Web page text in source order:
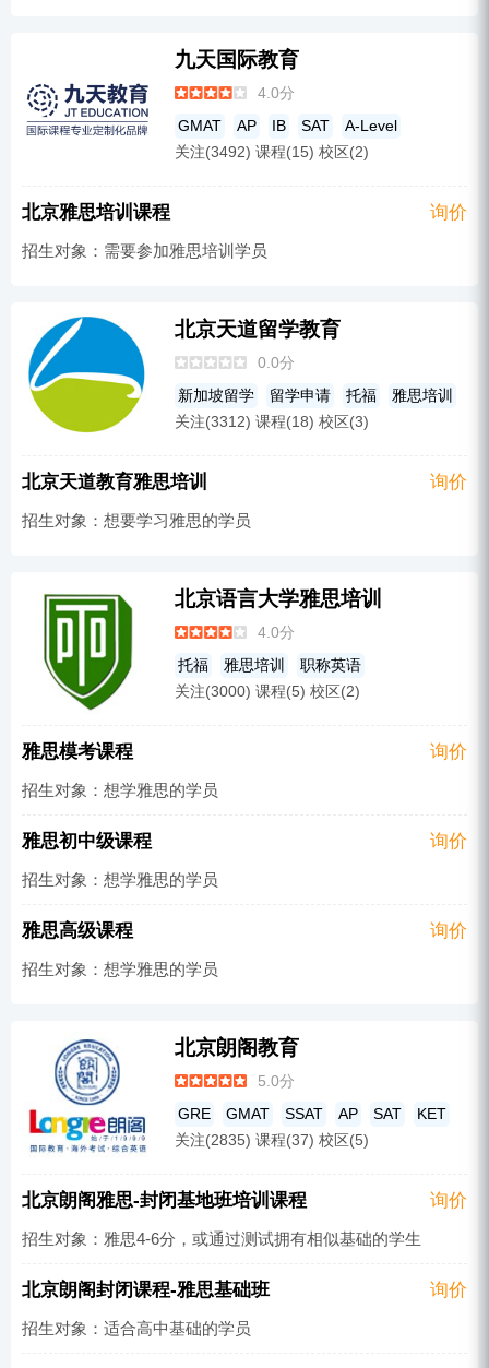
九天国际教育
4.0分
GMAT AP IB SAT
A-Level
国际小学
托福 英语培训
关注(3492) 课程(15) 校区(2)
北京雅思培训课程 询价
招生对象：需要参加雅思培训学员
北京天道留学教育
0.0分
新加坡留学 留学申请 托福
雅思培训
SAT
关注(3312) 课程(18) 校区(3)
北京天道教育雅思培训 询价
招生对象：想要学习雅思的学员
北京语言大学雅思培训
4.0分
托福 雅思培训
职称英语
关注(3000) 课程(5) 校区(2)
雅思模考课程 询价
招生对象：想学雅思的学员
雅思初中级课程 询价
招生对象：想学雅思的学员
雅思高级课程 询价
招生对象：想学雅思的学员
北京朗阁教育
5.0分
GRE GMAT SSAT AP SAT
KET
商务英语
国际高中 托福
关注(2835) 课程(37) 校区(5)
北京朗阁雅思-封闭基地班培训课程 询价
招生对象：雅思4-6分，或通过测试拥有相似基础的学生
北京朗阁封闭课程-雅思基础班 询价
招生对象：适合高中基础的学员